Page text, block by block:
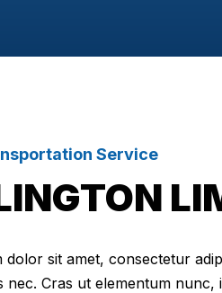
Service
dolor sit amet, consectetur
nec. Cras ut elementum